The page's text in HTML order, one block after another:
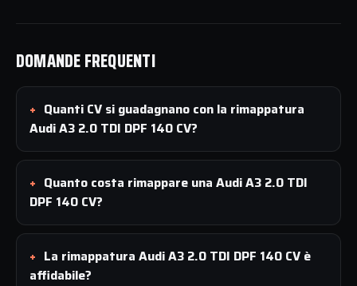
DOMANDE FREQUENTI
Quanti CV si guadagnano con la rimappatura
Audi A3 2.0 TDI DPF 140 CV?
Quanto costa rimappare una Audi A3 2.0 TDI
DPF 140 CV?
La rimappatura Audi A3 2.0 TDI DPF 140 CV è
affidabile?